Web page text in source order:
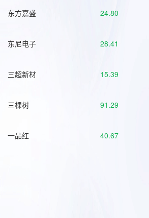
东方嘉盛 24.80
东尼电子 28.41
三超新材 15.39
三棵树 91.29
一品红 40.67